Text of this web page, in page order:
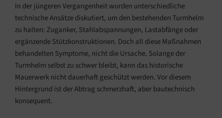
In der jüngeren Vergangenheit wurden unterschiedliche
technische Ansätze diskutiert, um den bestehenden Turmhelm
zu halten: Zuganker, Stahlabspannungen, Lastabfänge oder
ergänzende Stützkonstruktionen. Doch all diese Maßnahmen
behandelten Symptome, nicht die Ursache. Solange der
Turmhelm selbst zu schwer bleibt, kann das historische
Mauerwerk nicht dauerhaft geschützt werden. Vor diesem
Hintergrund ist der Abtrag schmerzhaft, aber bautechnisch
konsequent.